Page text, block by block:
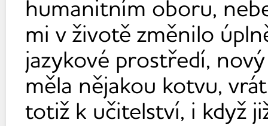
humanitním oboru,
mi v životě změnilo
jazykové prostředí,
měla nějakou kotvu,
totiž k učitelství, i když